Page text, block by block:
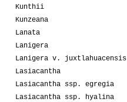
Kunthii
Kunzeana
Lanata
Lanigera
Lanigera v. juxtlahuacensis
Lasiacantha
Lasiacantha ssp. egregia
Lasiacantha ssp. hyalina